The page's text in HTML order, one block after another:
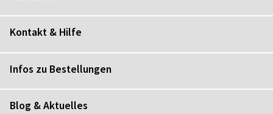
Kontakt & Hilfe
Infos zu Bestellungen
Blog & Aktuelles